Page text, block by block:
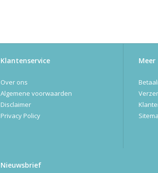
Klantenservice
Over ons
Algemene voorwaarden
Disclaimer
Privacy Policy
Meer
Nieuwsbrief